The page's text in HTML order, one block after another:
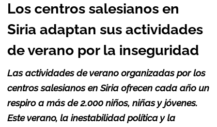
Los centros salesianos en
Siria adaptan sus actividades
de verano por la inseguridad
Las actividades de verano organizadas por los
centros salesianos en Siria ofrecen cada año un
respiro a más de 2.000 niños, niñas y jóvenes.
Este verano, la inestabilidad política y la